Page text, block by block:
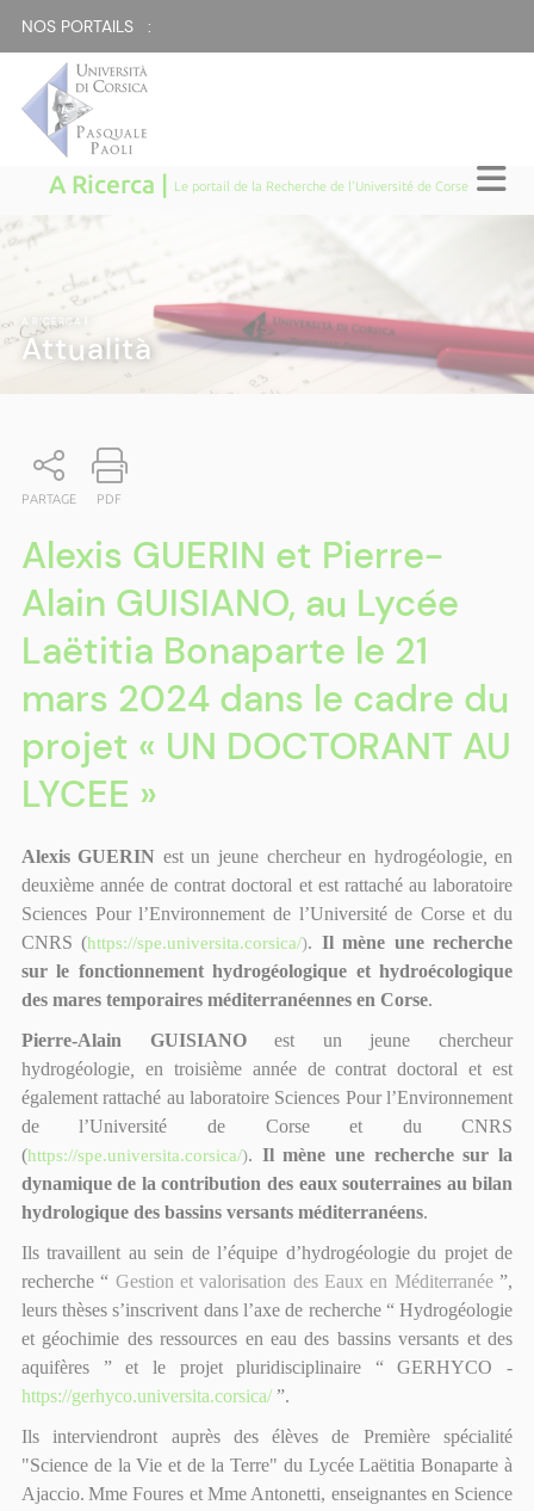
NOS PORTAILS :
A Ricerca | Le portail de la Recherche de l'Université de Corse
A RICERCA
Attualità
PARTAGE PDF
Alexis GUERIN et Pierre-
Alain GUISIANO, au Lycée
Laëtitia Bonaparte le 21
mars 2024 dans le cadre du
projet « UN DOCTORANT AU
LYCEE »
Alexis GUERIN est un jeune chercheur en hydrogéologie,en
deuxième année de contrat doctoral et est rattaché au laboratoire
Sciences Pour l’Environnement de l’Université de Corse et du
CNRS (https://spe.universita.corsica/). Il mène une recherche
sur le fonctionnement hydrogéologique et hydroécologique
des mares temporaires méditerranéennes en Corse.
Pierre-Alain GUISIANO
est un jeune chercheur
hydrogéologie, en troisième année de contrat doctoral et est
également rattaché au laboratoire Sciences Pour l’Environnement
de l’Université de Corse et du CNRS
(https://spe.universita.corsica/). Il mène une recherche sur la
dynamique de la contribution des eaux souterraines au bilan
hydrologique des bassins versants méditerranéens.
Ils travaillent au sein de l’équipe d’hydrogéologie du projet de
recherche “ Gestion et valorisation des Eaux en Méditerranée”,
leurs thèses s’inscrivent dans l’axe de recherche “ Hydrogéologie
et géochimie des ressources en eau des bassins versants et des
aquifères ” et le projet pluridisciplinaire “ GERHYCO -
https://gerhyco.universita.corsica/”.
Ils interviendront auprès des élèves de Première spécialité
"Science de la Vie et de la Terre" du Lycée Laëtitia Bonaparte à
Ajaccio. Mme Foures et Mme Antonetti, enseignantes en Science